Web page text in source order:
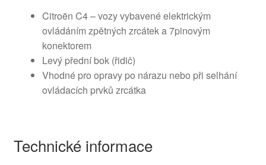
Citroën C4 – vozy vybavené elektrickým
ovládáním zpětných zrcátek a 7pinovým
konektorem
Levý přední bok (řidič)
Vhodné pro opravy po nárazu nebo při selhání
ovládacích prvků zrcátka
Technické informace